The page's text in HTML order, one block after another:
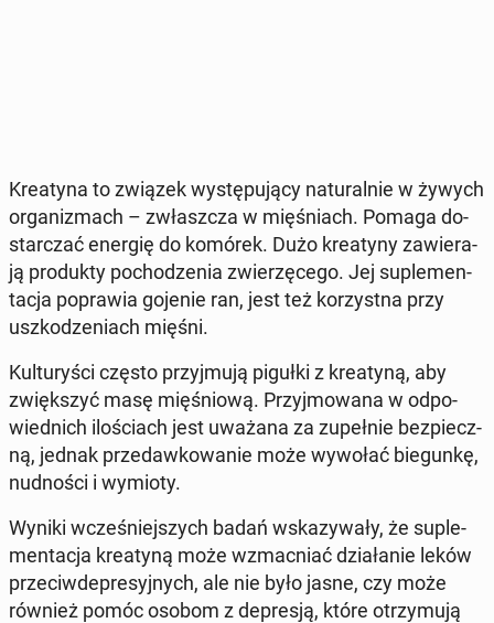
Kre­aty­na to związek wy­stę­pu­ją­cy na­tu­ral­nie w żywych
or­ga­ni­zmach – zwłasz­cza w mię­śniach. Pomaga do­
star­czać energię do komórek. Dużo kre­aty­ny za­wie­ra­
ją pro­duk­ty po­cho­dze­nia zwie­rzę­ce­go. Jej su­ple­men­
ta­cja po­pra­wia gojenie ran, jest też ko­rzyst­na przy
uszko­dze­niach mięśni.
Kul­tu­ry­ści często przyj­mu­ją pigułki z kre­aty­ną, aby
zwięk­szyć masę mię­śnio­wą. Przyj­mo­wa­na w od­po­
wied­nich ilo­ściach jest uważana za zu­peł­nie bez­piecz­
ną, jednak przedaw­ko­wa­nie może wywołać bie­gun­kę,
nud­no­ści i wymioty.
Wyniki wcze­śniej­szych badań wska­zy­wa­ły, że su­ple­
men­ta­cja kre­aty­ną może wzmac­niać dzia­ła­nie leków
prze­ciw­de­pre­syj­nych, ale nie było jasne, czy może
również pomóc osobom z de­pre­sją, które otrzy­mu­ją